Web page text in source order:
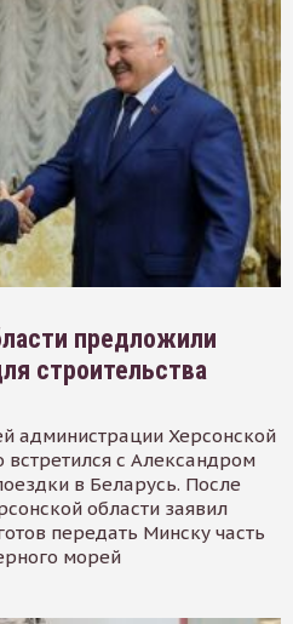
предложили
строительства
администрации Херсонской
с Александром
в Беларусь. После
области заявил
передать Минску часть
морей